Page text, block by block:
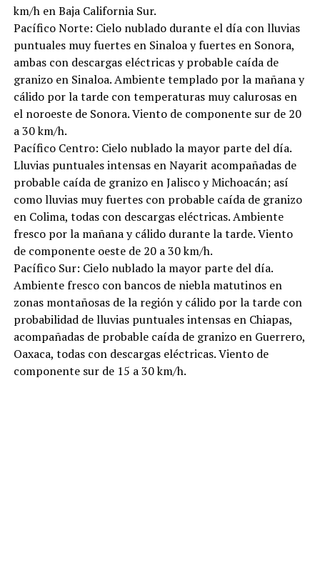
km/h en Baja California Sur.
Pacífico Norte: Cielo nublado durante el día con lluvias
puntuales muy fuertes en Sinaloa y fuertes en Sonora,
ambas con descargas eléctricas y probable caída de
granizo en Sinaloa. Ambiente templado por la mañana y
cálido por la tarde con temperaturas muy calurosas en
el noroeste de Sonora. Viento de componente sur de 20
a 30 km/h.
Pacífico Centro: Cielo nublado la mayor parte del día.
Lluvias puntuales intensas en Nayarit acompañadas de
probable caída de granizo en Jalisco y Michoacán; así
como lluvias muy fuertes con probable caída de granizo
en Colima, todas con descargas eléctricas. Ambiente
fresco por la mañana y cálido durante la tarde. Viento
de componente oeste de 20 a 30 km/h.
Pacífico Sur: Cielo nublado la mayor parte del día.
Ambiente fresco con bancos de niebla matutinos en
zonas montañosas de la región y cálido por la tarde con
probabilidad de lluvias puntuales intensas en Chiapas,
acompañadas de probable caída de granizo en Guerrero,
Oaxaca, todas con descargas eléctricas. Viento de
componente sur de 15 a 30 km/h.